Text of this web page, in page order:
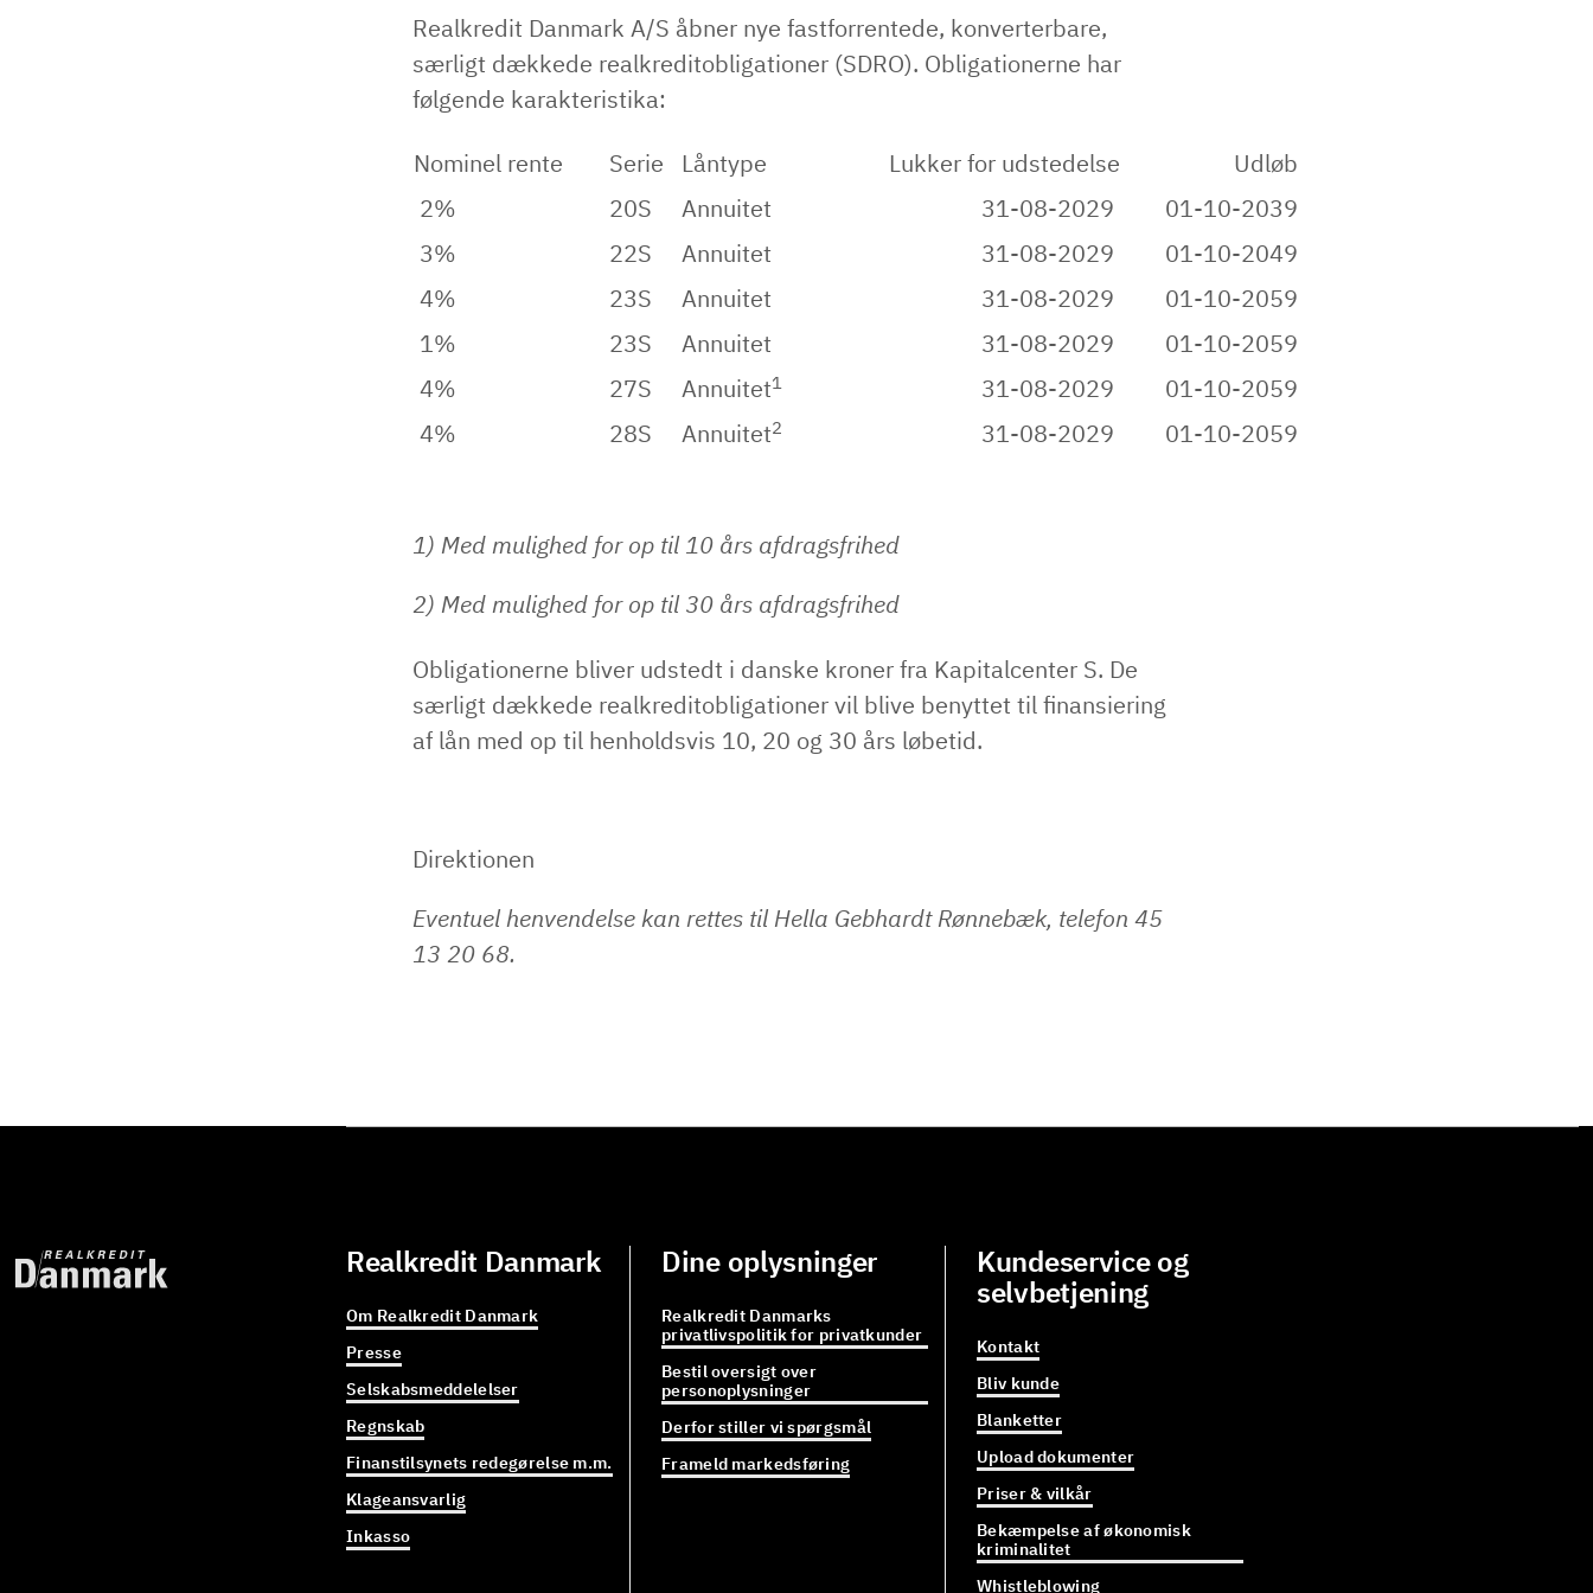
Realkredit Danmark A/S åbner nye fastforrentede, konverterbare,
særligt dækkede realkreditobligationer (SDRO). Obligationerne har
følgende karakteristika:
Nominel rente
Serie Låntype Lukker for udstedelse
Udløb
2%
20S Annuitet 31-08-2029
01-10-2039
3%
22S Annuitet 31-08-2029
01-10-2049
4%
23S Annuitet 31-08-2029
01-10-2059
1%
23S Annuitet 31-08-2029
01-10-2059
4%
27S Annuitet1 31-08-2029
01-10-2059
4%
28S Annuitet2 31-08-2029 01-10-2059
1) Med mulighed for op til 10 års afdragsfrihed
2) Med mulighed for op til 30 års afdragsfrihed
Obligationerne bliver udstedt i danske kroner fra Kapitalcenter S. De
særligt dækkede realkreditobligationer vil blive benyttet til finansiering
af lån med op til henholdsvis 10, 20 og 30 års løbetid.
Direktionen
Eventuel henvendelse kan rettes til Hella Gebhardt Rønnebæk, telefon 45
13 20 68.
Realkredit Danmark
Om Realkredit Danmark
Presse
Selskabsmeddelelser
Regnskab
Finanstilsynets redegørelse m.m.
Klageansvarlig
Inkasso
Dine oplysninger
Realkredit Danmarks
privatlivspolitik for privatkunder
Bestil oversigt over
personoplysninger
Derfor stiller vi spørgsmål
Frameld markedsføring
Kundeservice og
selvbetjening
Kontakt
Bliv kunde
Blanketter
Upload dokumenter
Priser & vilkår
Bekæmpelse af økonomisk
kriminalitet
Whistleblowing